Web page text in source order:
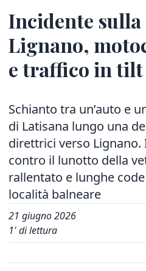
Incidente
Lignano,
e traffico in tilt
Schianto tra un’auto e
di Latisana lungo una
direttrici verso
contro il lunotto della
rallentato e lunghe
località balneare
21 giugno 2026
1' di lettura